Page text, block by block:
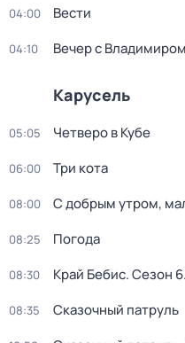
04:00 Вести
04:10 Вечер с
Карусель
05:05 Четверо в Кубе
06:00 Три кота
08:00 С добрым утром,
08:25 Погода
08:30 Край Бебис. Сезон 6
08:35 Сказочный патруль